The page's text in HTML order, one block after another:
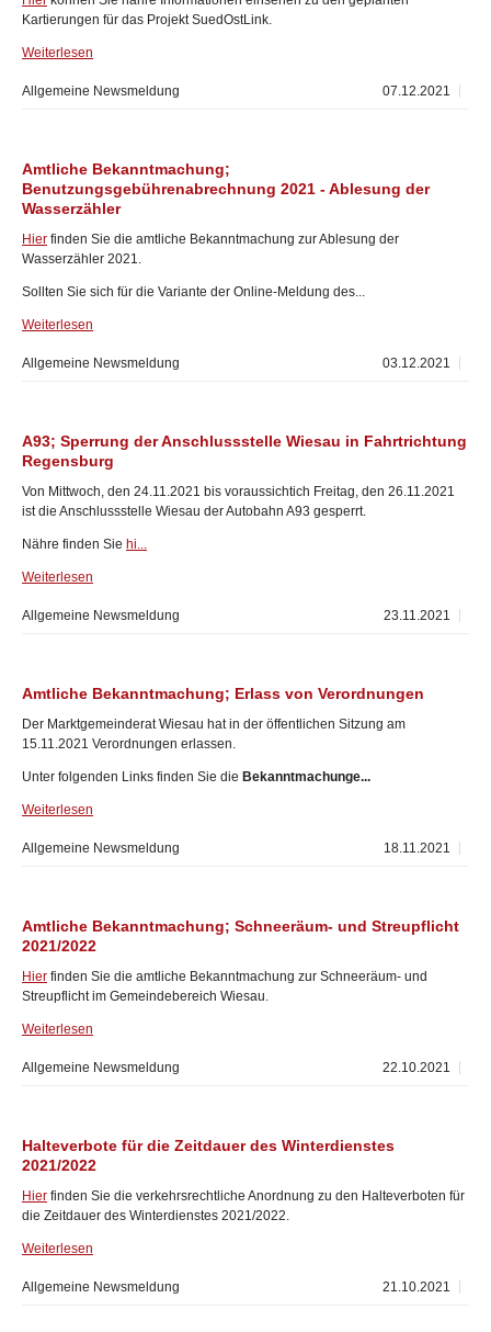
Kartierungen für das Projekt SuedOstLink.
Weiterlesen
07.12.2021
Allgemeine Newsmeldung
Amtliche Bekanntmachung;
Benutzungsgebührenabrechnung 2021 - Ablesung der
Wasserzähler
Hier finden Sie die amtliche Bekanntmachung zur Ablesung der
Wasserzähler 2021.
Sollten Sie sich für die Variante der Online-Meldung des...
Weiterlesen
03.12.2021
Allgemeine Newsmeldung
A93; Sperrung der Anschlussstelle Wiesau in Fahrtrichtung
Regensburg
Von Mittwoch, den 24.11.2021 bis voraussichtich Freitag, den 26.11.2021
ist die Anschlussstelle Wiesau der Autobahn A93 gesperrt.
Nähre finden Sie hi...
Weiterlesen
23.11.2021
Allgemeine Newsmeldung
Amtliche Bekanntmachung; Erlass von Verordnungen
Der Marktgemeinderat Wiesau hat in der öffentlichen Sitzung am
15.11.2021 Verordnungen erlassen.
Unter folgenden Links finden Sie die Bekanntmachunge...
Weiterlesen
18.11.2021
Allgemeine Newsmeldung
Amtliche Bekanntmachung; Schneeräum- und Streupflicht
2021/2022
Hier finden Sie die amtliche Bekanntmachung zur Schneeräum- und
Streupflicht im Gemeindebereich Wiesau.
Weiterlesen
22.10.2021
Allgemeine Newsmeldung
Halteverbote für die Zeitdauer des Winterdienstes
2021/2022
Hier finden Sie die verkehrsrechtliche Anordnung zu den Halteverboten für
die Zeitdauer des Winterdienstes 2021/2022.
Weiterlesen
21.10.2021
Allgemeine Newsmeldung